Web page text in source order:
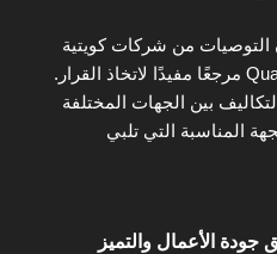
من شركات كويتية
أخرى قد تعاونت مع Quality Vision مرجعًا مفيدًا لاتخاذ القرار.
بين الجهات المختلفة
المناسبة التي تلبي
جودة الأعمال والتميز